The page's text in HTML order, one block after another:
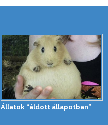
Állatok “áldott állapotban”